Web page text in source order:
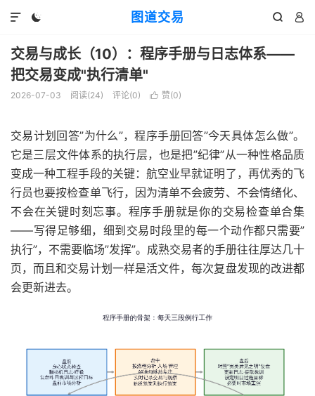
图道交易
  

交易与成长（10）：程序手册与日志体系——
把交易变成"执行清单"
2026-07-03 阅读(24) 评论(0)  赞(0)
交易计划回答”为什么”，程序手册回答”今天具体怎么做”。
它是三层文件体系的执行层，也是把”纪律”从一种性格品质
变成一种工程手段的关键：航空业早就证明了，再优秀的飞
行员也要按检查单飞行，因为清单不会疲劳、不会情绪化、
不会在关键时刻忘事。程序手册就是你的交易检查单合集
——写得足够细，细到交易时段里的每一个动作都只需要”
执行”，不需要临场”发挥”。成熟交易者的手册往往厚达几十
页，而且和交易计划一样是活文件，每次复盘发现的改进都
会更新进去。